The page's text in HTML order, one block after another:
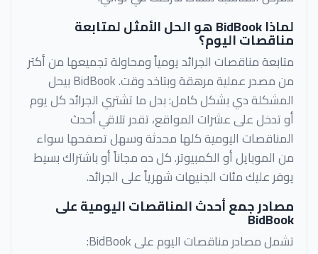
لماذا BidBook هو الحل الأمثل لمتابعة
مناقصات اليوم؟
متابعة مناقصات الجرائد يومياً ومحاولة تجميعها من أكتر
من مصدر عملية مرهقة وبتاخد وقت. BidBook بيحل
المشكلة دي بشكل كامل: بدل ما تشتري الجرائد كل يوم
أو تدخل على عشرات المواقع، تقدر تلاقي أحدث
المناقصات اليومية كلها محدثة وسهل تصفحها سواء
من الموبايل أو الكمبيوتر. كل ده مجاناً أو باشتراك بسيط
يوفر عليك مئات الجنيهات شهرياً على الجرائد.
مصادر جمع أحدث المناقصات اليومية على
BidBook
تشمل مصادر مناقصات اليوم على BidBook: